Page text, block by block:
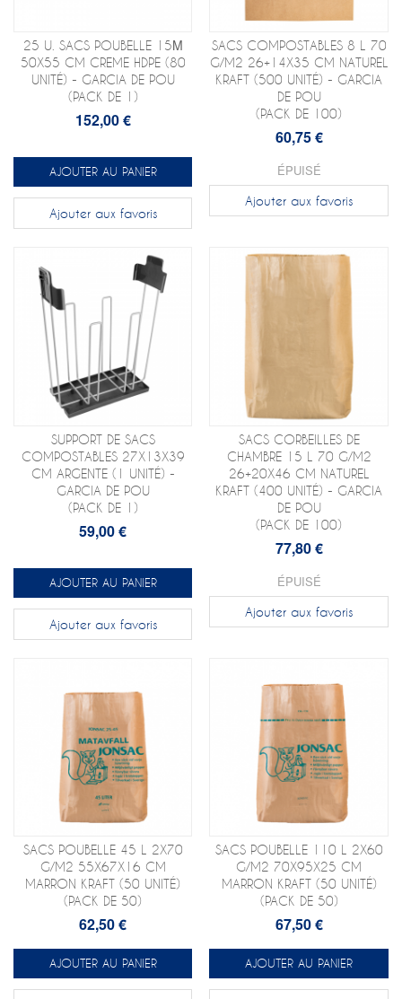
25 U. SACS POUBELLE 15Μ
50X55 CM CREME HDPE (80
UNITÉ) - GARCIA DE POU
(PACK DE 1)
152,00 €
AJOUTER AU PANIER
Ajouter aux favoris
SACS COMPOSTABLES 8 L 70
G/M2 26+14X35 CM NATUREL
KRAFT (500 UNITÉ) - GARCIA
DE POU
(PACK DE 100)
60,75 €
ÉPUISÉ
Ajouter aux favoris
SUPPORT DE SACS
COMPOSTABLES 27X13X39
CM ARGENTE (1 UNITÉ) -
GARCIA DE POU
(PACK DE 1)
59,00 €
AJOUTER AU PANIER
Ajouter aux favoris
SACS CORBEILLES DE
CHAMBRE 15 L 70 G/M2
26+20X46 CM NATUREL
KRAFT (400 UNITÉ) - GARCIA
DE POU
(PACK DE 100)
77,80 €
ÉPUISÉ
Ajouter aux favoris
SACS POUBELLE 45 L 2X70
G/M2 55X67X16 CM
MARRON KRAFT (50 UNITÉ)
(PACK DE 50)
62,50 €
AJOUTER AU PANIER
SACS POUBELLE 110 L 2X60
G/M2 70X95X25 CM
MARRON KRAFT (50 UNITÉ)
(PACK DE 50)
67,50 €
AJOUTER AU PANIER